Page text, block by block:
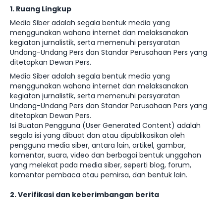
1. Ruang Lingkup
Media Siber adalah segala bentuk media yang
menggunakan wahana internet dan melaksanakan
kegiatan jurnalistik, serta memenuhi persyaratan
Undang-Undang Pers dan Standar Perusahaan Pers yang
ditetapkan Dewan Pers.
Media Siber adalah segala bentuk media yang
menggunakan wahana internet dan melaksanakan
kegiatan jurnalistik, serta memenuhi persyaratan
Undang-Undang Pers dan Standar Perusahaan Pers yang
ditetapkan Dewan Pers.
Isi Buatan Pengguna (User Generated Content) adalah
segala isi yang dibuat dan atau dipublikasikan oleh
pengguna media siber, antara lain, artikel, gambar,
komentar, suara, video dan berbagai bentuk unggahan
yang melekat pada media siber, seperti blog, forum,
komentar pembaca atau pemirsa, dan bentuk lain.
2. Verifikasi dan keberimbangan berita